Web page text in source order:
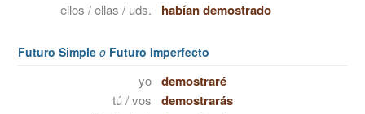
ellos / ellas / uds. habían demostrado
Futuro Simple o Futuro Imperfecto
yo demostraré
tú / vos demostrarás